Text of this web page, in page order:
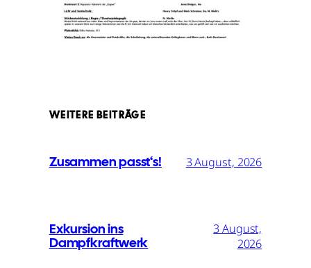
WEITERE BEITRÄGE
Zusammen passt‘s! 3 August, 2026
Exkursion ins
Dampfkraftwerk
3 August,
2026